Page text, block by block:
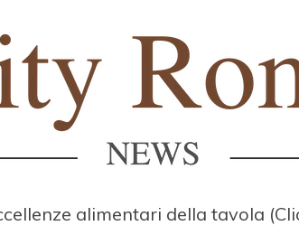
alimentari della tavola